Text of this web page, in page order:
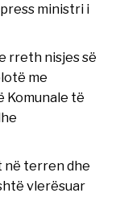
ministri i
rreth nisjes së
me
Komunale të
në terren dhe
vlerësuar